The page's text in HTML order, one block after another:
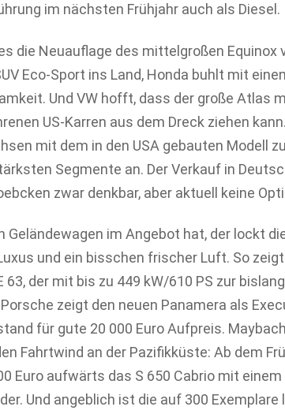
im nächsten Frühjahr auch als Diesel.
die Neuauflage des mittelgroßen Equinox
Eco-Sport ins Land, Honda buhlt mit
Und VW hofft, dass der große Atlas
US-Karren aus dem Dreck ziehen
mit dem in den USA gebauten Modell
Segmente an. Der Verkauf in
zwar denkbar, aber aktuell keine
Geländewagen im Angebot hat, der lockt
und ein bisschen frischer Luft. So
63, der mit bis zu 449 kW/610 PS zur
zeigt den neuen Panamera als
für gute 20 000 Euro Aufpreis.
Fahrtwind an der Pazifikküste: Ab dem
Euro aufwärts das S 650 Cabrio mit
Und angeblich ist die auf 300